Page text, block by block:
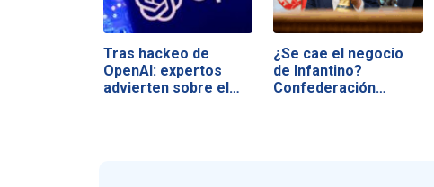
Tras hackeo de
OpenAI: expertos
advierten sobre el…
¿Se cae el negocio
de Infantino?
Confederación…